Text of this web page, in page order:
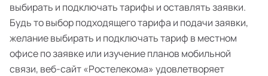
выбирать и подключать тарифы и оставлять заявки.
Будь то выбор подходящего тарифа и подачи заявки,
желание выбирать и подключать тариф в местном
офисе по заявке или изучение планов мобильной
связи, веб-сайт «Ростелекома» удовлетворяет